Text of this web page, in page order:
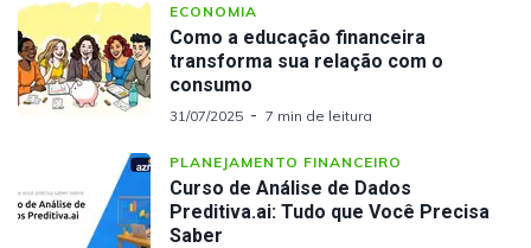
ECONOMIA
Como a educação financeira
transforma sua relação com o
consumo
31/07/2025 7 min de leitura
PLANEJAMENTO FINANCEIRO
Curso de Análise de Dados
Preditiva.ai: Tudo que Você Precisa
Saber